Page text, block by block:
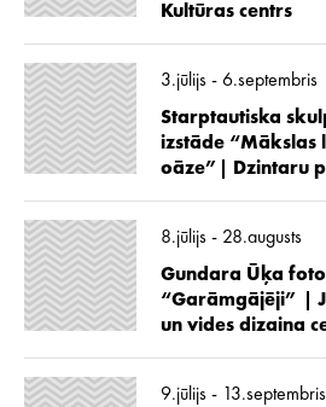
Kultūras centrs
3.jūlijs - 6.septembris
Starptautiska
izstāde “Mākslas
oāze”| Dzintaru
8.jūlijs - 28.augusts
Gundara Ūķa
“Garāmgājēji” |
un vides dizaina
9.jūlijs - 13.septembris